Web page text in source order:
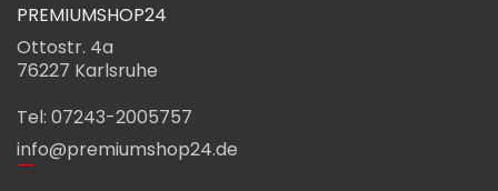
PREMIUMSHOP24
Ottostr. 4a
76227 Karlsruhe
Tel: 07243-2005757
info@premiumshop24.de